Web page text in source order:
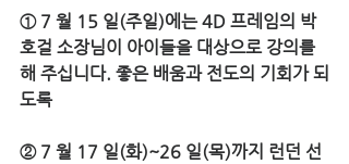
① 7 월 15 일(주일)에는 4D 프레임의 박
호걸 소장님이 아이들을 대상으로 강의를
해 주십니다. 좋은 배움과 전도의 기회가 되
도록
② 7 월 17 일(화)~26 일(목)까지 런던 선